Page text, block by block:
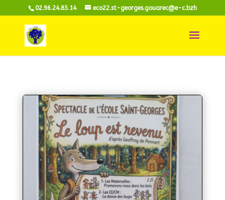
02.96.24.85.14 eco22.st-georges.gouarec@e-c.bzh